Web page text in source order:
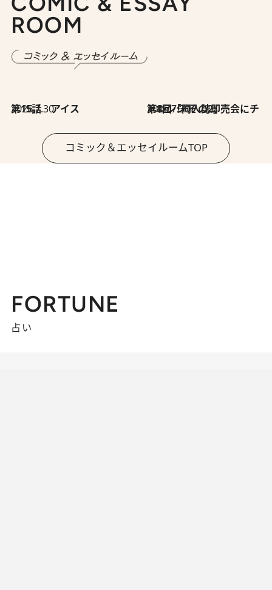
ROOM
2026.7.30
第15話 アイス 2026.7.30
第8回「同人誌即売会にチャレンジ その2」
コミック＆エッセイルームTOP
FORTUNE
占い